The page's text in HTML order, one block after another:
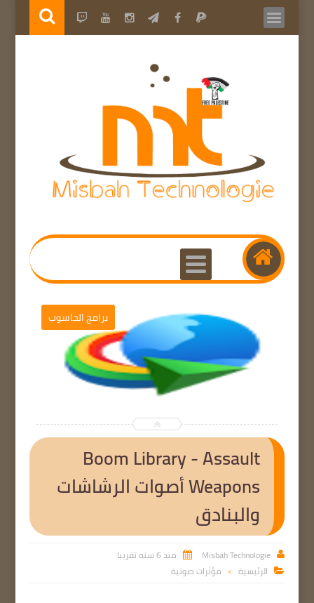
برامج الحاسوب
Boom Library - Assault
Weapons أصوات الرشاشات
والبنادق

Misbah Technologie
 منذ 6 سنه تقريبا
 الرئيسية > مؤثرات صوتية